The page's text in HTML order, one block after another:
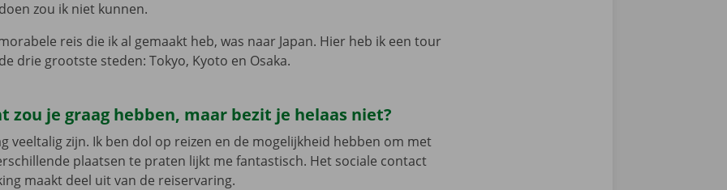
zou ik niet kunnen.
reis die ik al gemaakt heb, was naar Japan. Hier heb ik een tour
drie grootste steden: Tokyo, Kyoto en Osaka.
zou je graag hebben, maar bezit je helaas niet?
veeltalig zijn. Ik ben dol op reizen en de mogelijkheid hebben om met
plaatsen te praten lijkt me fantastisch. Het sociale contact
maakt deel uit van de reiservaring.